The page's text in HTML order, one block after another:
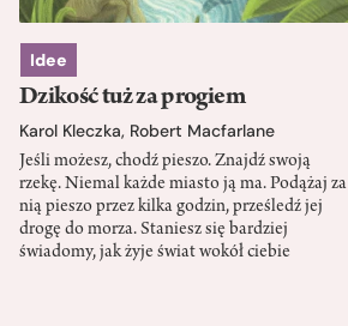
Idee
Dzikość tuż za progiem
Karol Kleczka, Robert Macfarlane
Jeśli możesz, chodź pieszo. Znajdź swoją
rzekę. Niemal każde miasto ją ma. Podążaj za
nią pieszo przez kilka godzin, prześledź jej
drogę do morza. Staniesz się bardziej
świadomy, jak żyje świat wokół ciebie